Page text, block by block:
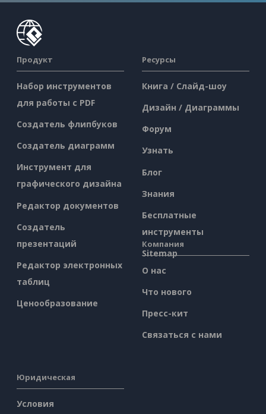
Продукт
Набор инструментов
для работы с PDF
Создатель флипбуков
Создатель диаграмм
Инструмент для
графического дизайна
Редактор документов
Создатель
презентаций
Редактор электронных
таблиц
Ценообразование
Ресурсы
Книга / Слайд-шоу
Дизайн / Диаграммы
Форум
Узнать
Блог
Знания
Бесплатные
инструменты
Sitemap
Компания
О нас
Что нового
Пресс-кит
Связаться с нами
Юридическая
Условия